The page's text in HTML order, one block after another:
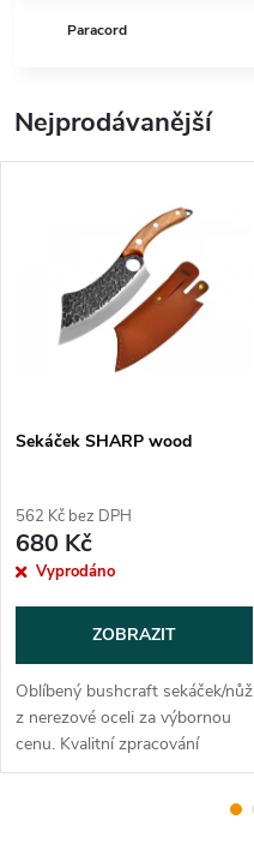
Paracord
Nejprodávanější
Sekáček SHARP wood
562 Kč bez DPH
680 Kč
Vyprodáno
ZOBRAZIT
Oblíbený bushcraft sekáček/nůž
z nerezové oceli za výbornou
cenu. Kvalitní zpracování
sekáčku a tloušťka čepele
potravinami. Celková délka: 295